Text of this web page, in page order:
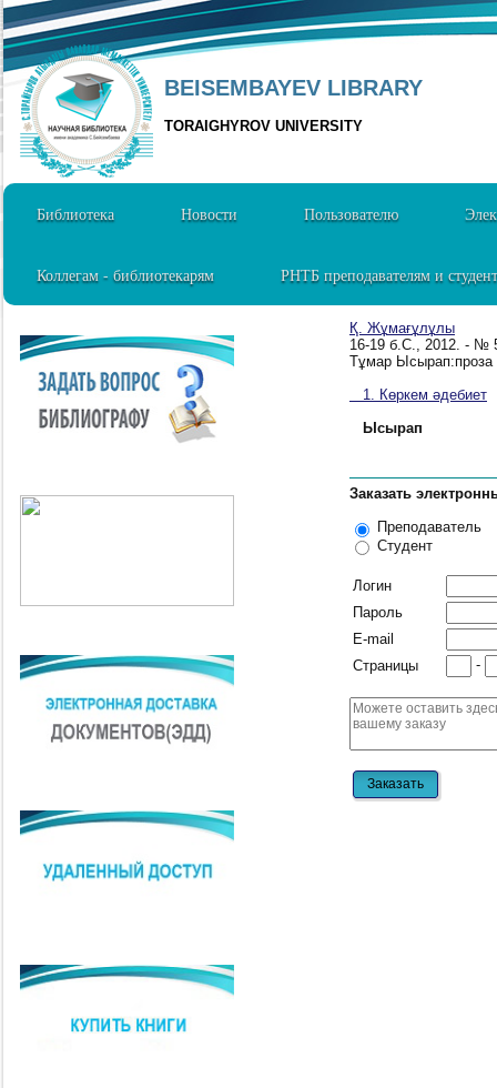
BEISEMBAYEV LIBRARY
TORAIGHYROV UNIVERSITY
Библиотека Новости Пользователю
Коллегам - библиотекарям РНТБ преподавателям и
Қ. Жұмағұлұлы
16-19 б.C., 2012. - №
Тұмар
1. Көркем әдебиет
Ысырап
Заказать
Преподаватель
Студент
Логин
Пароль
E-mail
Страницы
-